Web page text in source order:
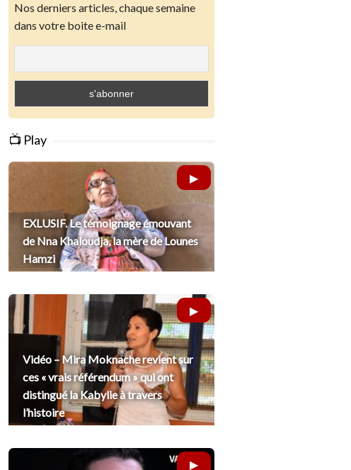
Nos derniers articles, chaque semaine
dans votre boite e-mail
📺 Play
EXLUSIF. Le témoignage émouvant
de Nna Khaloudja, la mère de Lounes
Hamzi
Vidéo – Mira Moknache revient sur
ces « vrais référendum » qui ont
distingué la Kabylie à travers
l’histoire